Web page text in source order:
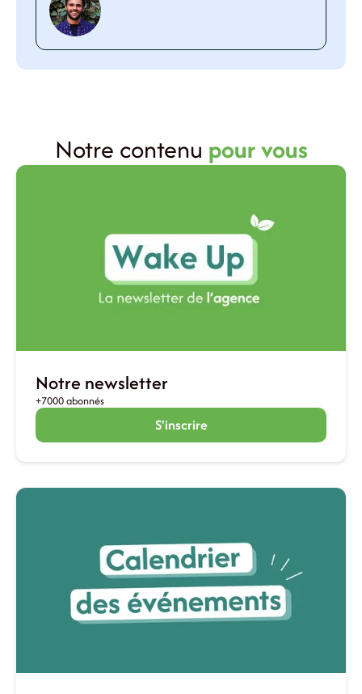
Notre contenu pour vous
Notre newsletter
+7000 abonnés
S'inscrire